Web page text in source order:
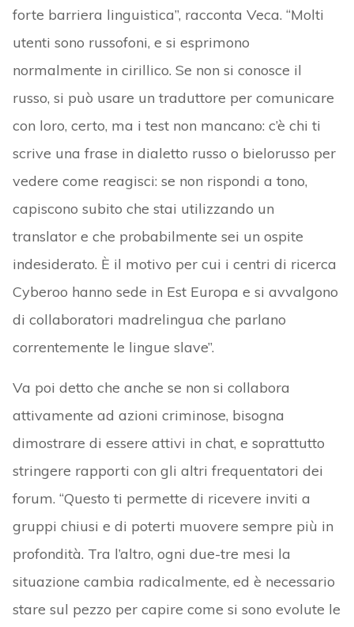
forte barriera linguistica”, racconta Veca. “Molti
utenti sono russofoni, e si esprimono
normalmente in cirillico. Se non si conosce il
russo, si può usare un traduttore per comunicare
con loro, certo, ma i test non mancano: c’è chi ti
scrive una frase in dialetto russo o bielorusso per
vedere come reagisci: se non rispondi a tono,
capiscono subito che stai utilizzando un
translator e che probabilmente sei un ospite
indesiderato. È il motivo per cui i centri di ricerca
Cyberoo hanno sede in Est Europa e si avvalgono
di collaboratori madrelingua che parlano
correntemente le lingue slave”.
Va poi detto che anche se non si collabora
attivamente ad azioni criminose, bisogna
dimostrare di essere attivi in chat, e soprattutto
stringere rapporti con gli altri frequentatori dei
forum. “Questo ti permette di ricevere inviti a
gruppi chiusi e di poterti muovere sempre più in
profondità. Tra l’altro, ogni due-tre mesi la
situazione cambia radicalmente, ed è necessario
stare sul pezzo per capire come si sono evolute le